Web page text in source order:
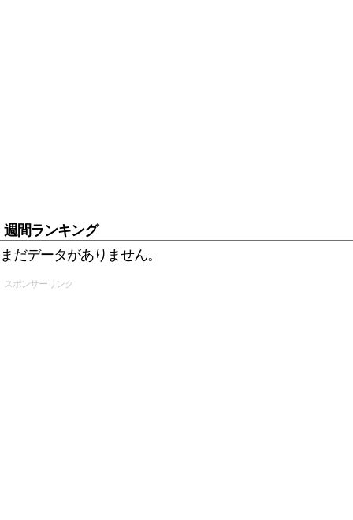
週間ランキング
まだデータがありません。
スポンサーリンク